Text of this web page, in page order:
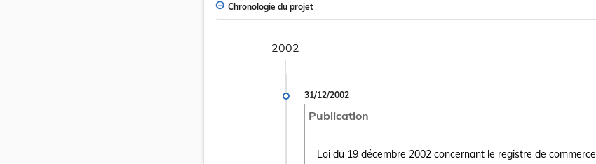
Chronologie du projet
2002
31/12/2002
Publication
Loi du 19 décembre 2002 concernant le registre de commerce